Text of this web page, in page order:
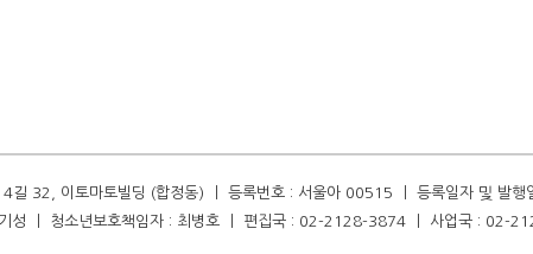
4길 32, 이토마토빌딩 (합정동) ㅣ 등록번호 : 서울아 00515 ㅣ 등록일자 및 발
성 ㅣ 청소년보호책임자 : 최병호 ㅣ 편집국 : 02-2128-3874 ㅣ 사업국 : 02-